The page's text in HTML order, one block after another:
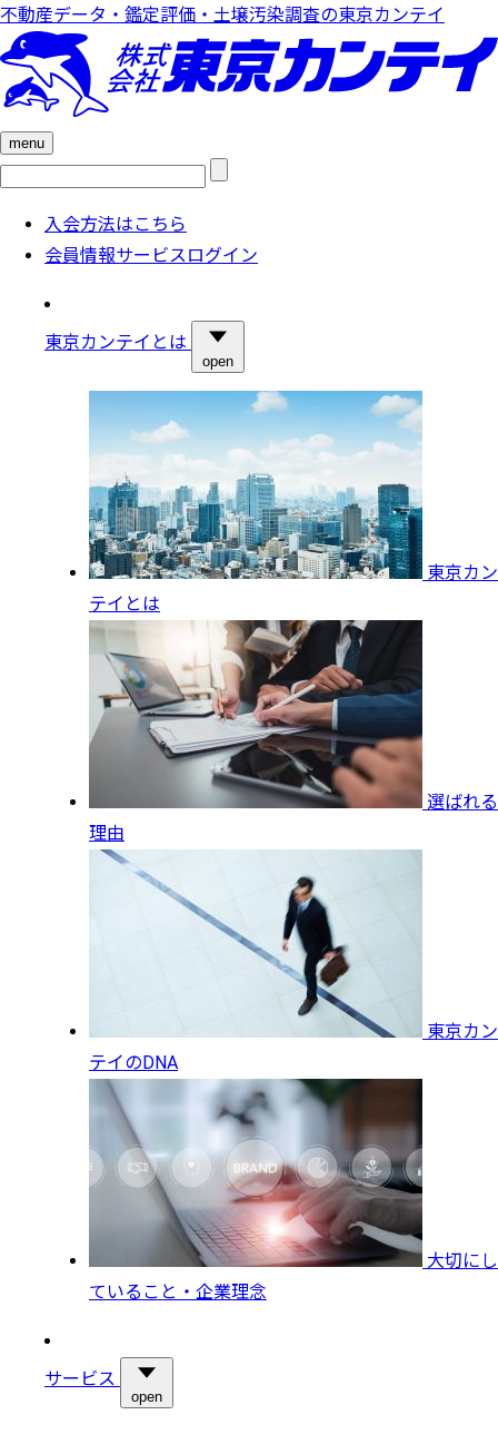
不動産データ・鑑定評価・土壌汚染調査の東京カンテイ
menu
検
入会方法はこちら
会員情報サービスログイン
東京カンテイとは
open
東京カン
テイとは
選ばれる
理由
東京カン
テイのDNA
大切にし
ていること・企業理念
サービス
open